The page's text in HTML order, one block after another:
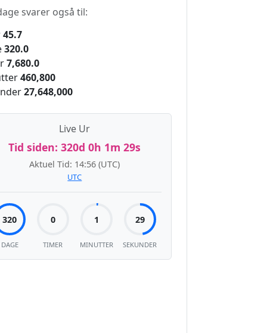
svarer også til:
45.7
320.0
7,680.0
460,800
27,648,000
Live Ur
Tid siden: 320d 0h 1m 29s
Aktuel Tid: 14:56 (UTC)
UTC
320
DAGE
0
TIMER
1
MINUTTER
29
SEKUNDER